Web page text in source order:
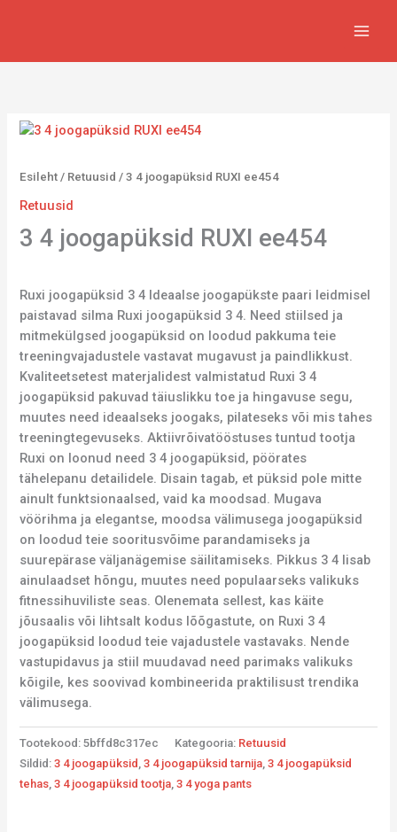
Esileht / Retuusid / 3 4 joogapüksid RUXI ee454
Retuusid
3 4 joogapüksid RUXI ee454
Ruxi joogapüksid 3 4 Ideaalse joogapükste paari leidmisel
paistavad silma Ruxi joogapüksid 3 4. Need stiilsed ja
mitmekülgsed joogapüksid on loodud pakkuma teie
treeningvajadustele vastavat mugavust ja paindlikkust.
Kvaliteetsetest materjalidest valmistatud Ruxi 3 4
joogapüksid pakuvad täiuslikku toe ja hingavuse segu,
muutes need ideaalseks joogaks, pilateseks või mis tahes
treeningtegevuseks. Aktiivrõivatööstuses tuntud tootja
Ruxi on loonud need 3 4 joogapüksid, pöörates
tähelepanu detailidele. Disain tagab, et püksid pole mitte
ainult funktsionaalsed, vaid ka moodsad. Mugava
vöörihma ja elegantse, moodsa välimusega joogapüksid
on loodud teie sooritusvõime parandamiseks ja
suurepärase väljanägemise säilitamiseks. Pikkus 3 4 lisab
ainulaadset hõngu, muutes need populaarseks valikuks
fitnessihuviliste seas. Olenemata sellest, kas käite
jõusaalis või lihtsalt kodus lõõgastute, on Ruxi 3 4
joogapüksid loodud teie vajadustele vastavaks. Nende
vastupidavus ja stiil muudavad need parimaks valikuks
kõigile, kes soovivad kombineerida praktilisust trendika
välimusega.
Tootekood:5bffd8c317ec Kategooria: Retuusid
Sildid:3 4 joogapüksid ,3 4 joogapüksid tarnija,3 4 joogapüksid
tehas,3 4 joogapüksid tootja,3 4 yoga pants